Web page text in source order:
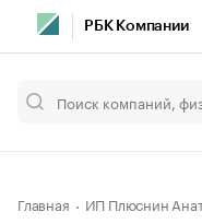
РБК Компании
Главная ИП Плюснин